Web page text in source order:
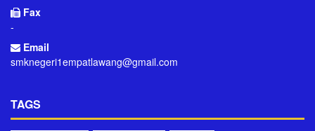
Fax
-
Email
smknegeri1empatlawang@gmail.com
TAGS